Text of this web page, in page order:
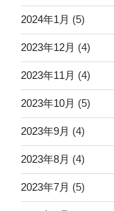
2024年1月 (5)
2023年12月 (4)
2023年11月 (4)
2023年10月 (5)
2023年9月 (4)
2023年8月 (4)
2023年7月 (5)